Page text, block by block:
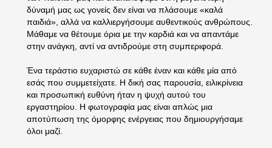
δύναμή μας ως γονείς δεν είναι να πλάσουμε «καλά
παιδιά», αλλά να καλλιεργήσουμε αυθεντικούς ανθρώπους.
Μάθαμε να θέτουμε όρια με την καρδιά και να απαντάμε
στην ανάγκη, αντί να αντιδρούμε στη συμπεριφορά.
Ένα τεράστιο ευχαριστώ σε κάθε έναν και κάθε μία από
εσάς που συμμετείχατε. Η δική σας παρουσία, ειλικρίνεια
και προσωπική ευθύνη ήταν η ψυχή αυτού του
εργαστηρίου. Η φωτογραφία μας είναι απλώς μια
αποτύπωση της όμορφης ενέργειας που δημιουργήσαμε
όλοι μαζί.